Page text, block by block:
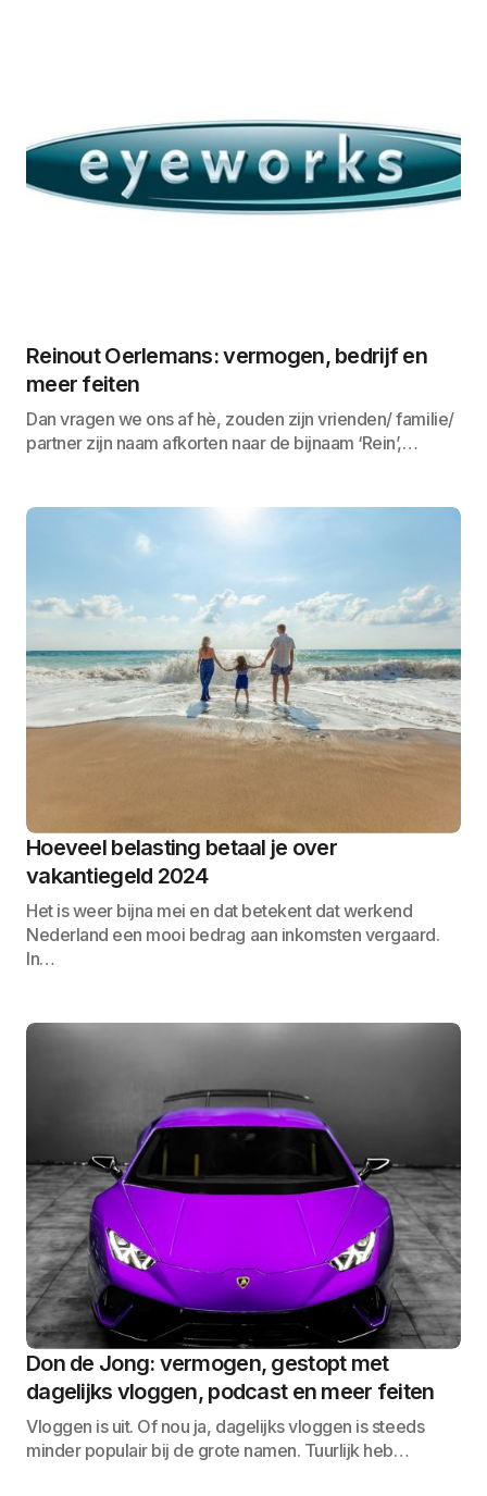
Reinout Oerlemans: vermogen, bedrijf en
meer feiten
Dan vragen we ons af hè, zouden zijn vrienden/ familie/
partner zijn naam afkorten naar de bijnaam ‘Rein’,…
Hoeveel belasting betaal je over
vakantiegeld 2024
Het is weer bijna mei en dat betekent dat werkend
Nederland een mooi bedrag aan inkomsten vergaard.
In…
Don de Jong: vermogen, gestopt met
dagelijks vloggen, podcast en meer feiten
Vloggen is uit. Of nou ja, dagelijks vloggen is steeds
minder populair bij de grote namen. Tuurlijk heb…